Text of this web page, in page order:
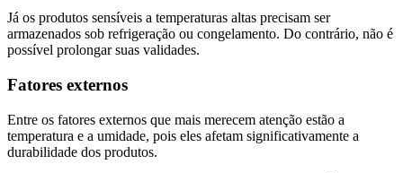
Já os produtos sensíveis a temperaturas altas precisam ser
armazenados sob refrigeração ou congelamento. Do contrário, não é
possível prolongar suas validades.
Fatores externos
Entre os fatores externos que mais merecem atenção estão a
temperatura e a umidade, pois eles afetam significativamente a
durabilidade dos produtos.